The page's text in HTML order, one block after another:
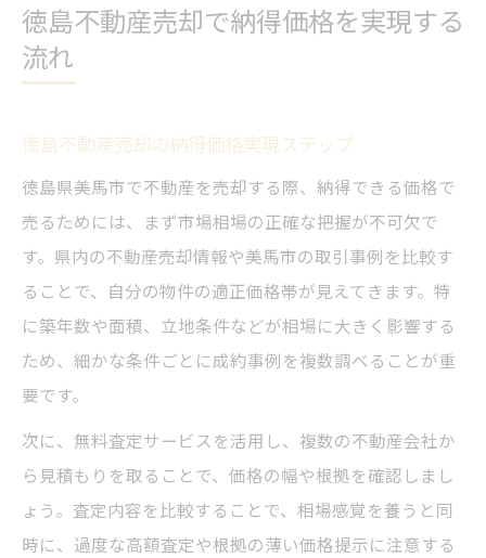
徳島不動産売却で納得価格を実現する
流れ
徳島不動産売却の納得価格実現ステップ
徳島県美馬市で不動産を売却する際、納得できる価格で
売るためには、まず市場相場の正確な把握が不可欠で
す。県内の不動産売却情報や美馬市の取引事例を比較す
ることで、自分の物件の適正価格帯が見えてきます。特
に築年数や面積、立地条件などが相場に大きく影響する
ため、細かな条件ごとに成約事例を複数調べることが重
要です。
次に、無料査定サービスを活用し、複数の不動産会社か
ら見積もりを取ることで、価格の幅や根拠を確認しまし
ょう。査定内容を比較することで、相場感覚を養うと同
時に、過度な高額査定や根拠の薄い価格提示に注意する